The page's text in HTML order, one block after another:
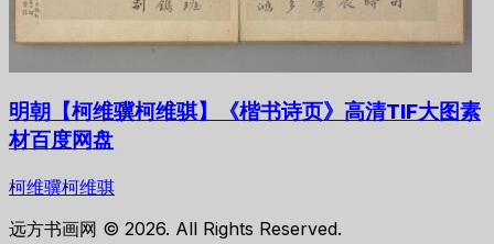
明朝【柯维骥柯维骐】《楷书诗页》高清TIF大图素
材百度网盘
柯维骥柯维骐
远方书画网 © 2026. All Rights Reserved.